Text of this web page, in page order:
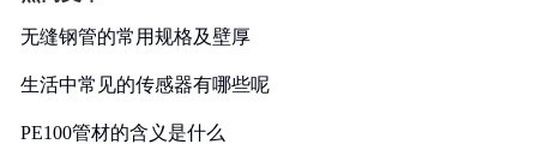
无缝钢管的常用规格及壁厚
生活中常见的传感器有哪些呢
PE100管材的含义是什么